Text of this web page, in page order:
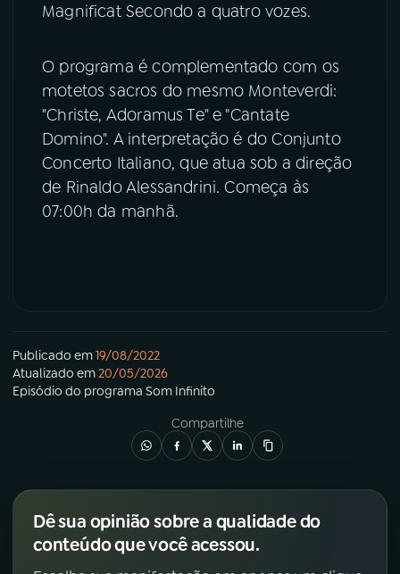
Magnificat Secondo a quatro vozes.
O programa é complementado com os
motetos sacros do mesmo Monteverdi:
"Christe, Adoramus Te" e "Cantate
Domino". A interpretação é do Conjunto
Concerto Italiano, que atua sob a direção
de Rinaldo Alessandrini. Começa às
07:00h da manhã.
Publicado em19/08/2022
Atualizado em20/05/2026
Episódio do programa Som Infinito
Compartilhe
Dê sua opinião sobre a qualidade do
conteúdo que você acessou.